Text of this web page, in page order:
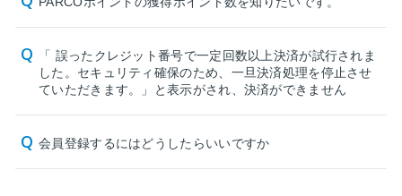
「 誤ったクレジット番号で一定回数以上決済が試行されま
した。セキュリティ確保のため、一旦決済処理を停止させ
ていただきます。」と表示がされ、決済ができません
会員登録するにはどうしたらいいですか